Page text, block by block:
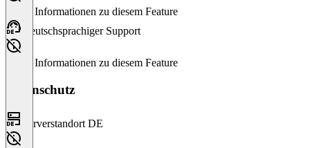
Keine Informationen zu diesem Feature
Deutschsprachiger Support
Keine Informationen zu diesem Feature
Datenschutz
Serverstandort DE